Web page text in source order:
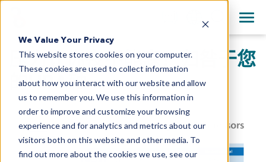
We Value Your Privacy
This website stores cookies on your computer.
These cookies are used to collect information
about how you interact with our website and allow
us to remember you. We use this information in
order to improve and customize your browsing
experience and for analytics and metrics about our
visitors both on this website and other media. To
find out more about the cookies we use, see our
English
日本語
简体中文
All Contact Information
压力让你夜不能寐？归咎于您
的HPA轴